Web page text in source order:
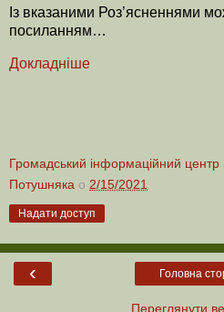
Із вказаними Роз’ясненнями
посиланням…
Докладніше
Громадський інформаційний
Потушняка о 2/15/2021
Надати доступ
‹ Головна
Переглянути